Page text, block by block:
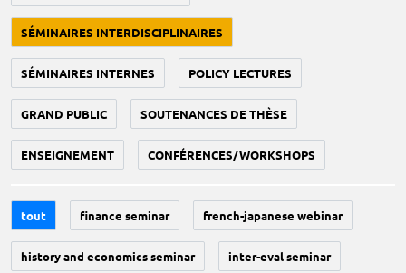
SÉMINAIRES INTERDISCIPLINAIRES
SÉMINAIRES INTERNES POLICY LECTURES
GRAND PUBLIC SOUTENANCES DE THÈSE
ENSEIGNEMENT CONFÉRENCES/WORKSHOPS
tout finance seminar french-japanese webinar
history and economics seminar inter-eval seminar